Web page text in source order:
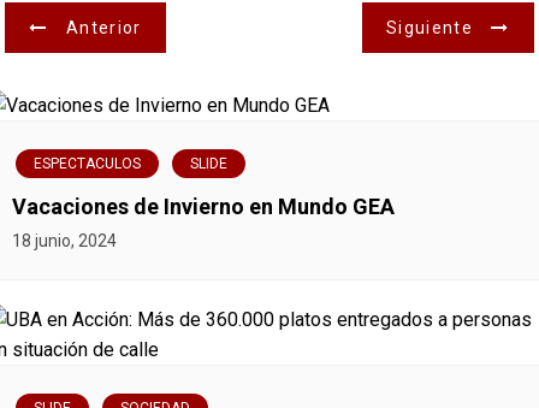
N
e
g
c
Anterior Siguiente
ESPECTACULOS SLIDE
Vacaciones de Invierno en Mundo GEA
18 junio, 2024